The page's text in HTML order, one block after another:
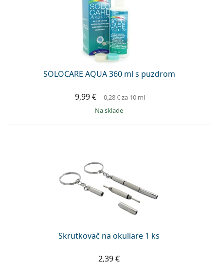
SOLOCARE AQUA 360 ml s puzdrom
9,99 € 0,28 €za 10 ml
na sklade
Skrutkovač na okuliare 1 ks
2,39 €